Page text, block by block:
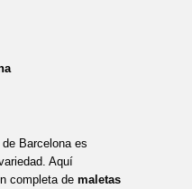
Barcelona es
Aquí
completa de maletas